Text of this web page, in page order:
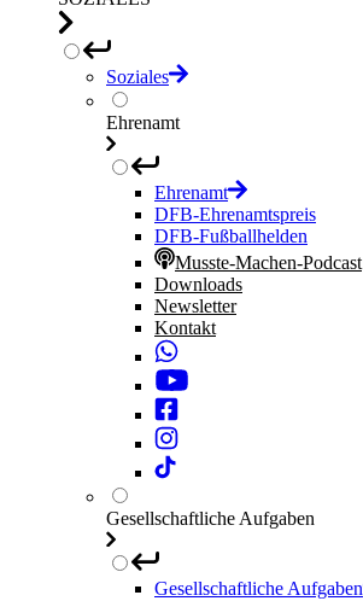
Soziales
Ehrenamt
Ehrenamt
DFB-Ehrenamtspreis
DFB-Fußballhelden
Musste-Machen-Podcast
Downloads
Newsletter
Kontakt
Gesellschaftliche Aufgaben
Gesellschaftliche Aufgaben